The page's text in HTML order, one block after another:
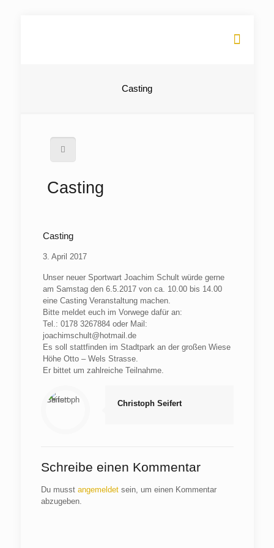
Casting
Casting
Casting
3. April 2017
Unser neuer Sportwart Joachim Schult würde gerne
am Samstag den 6.5.2017 von ca. 10.00 bis 14.00
eine Casting Veranstaltung machen.
Bitte meldet euch im Vorwege dafür an:
Tel.: 0178 3267884 oder Mail:
joachimschult@hotmail.de
Es soll stattfinden im Stadtpark an der großen Wiese
Höhe Otto – Wels Strasse.
Er bittet um zahlreiche Teilnahme.
Christoph Seifert
Schreibe einen Kommentar
Du musst angemeldetsein, um einen Kommentar
abzugeben.